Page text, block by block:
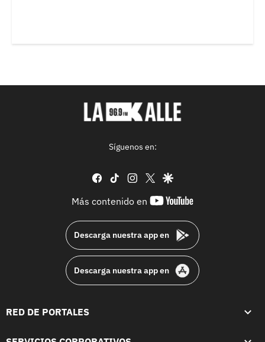
Síguenos en:
facebook
tiktok instagram
twittergoogle
Más contenido en
youtube-
Descarga nuestra app en
Descarga nuestra app en
RED DE PORTALES